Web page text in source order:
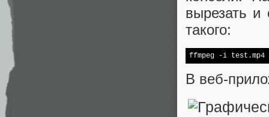
вырезать и
такого:
ffmpeg -i test.mp4
В веб-